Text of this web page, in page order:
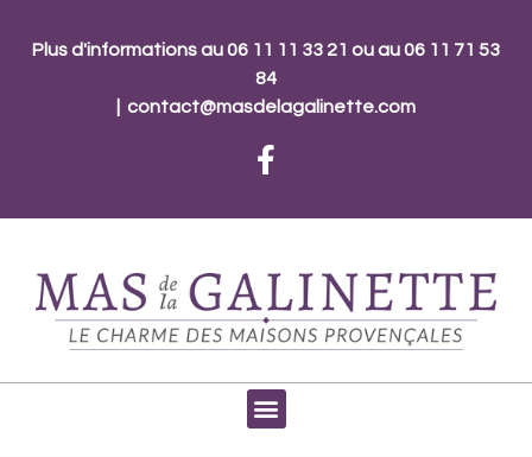
Plus d'informations au 06 11 11 33 21 ou au 06 11 71 53
84
contact@masdelagalinette.com